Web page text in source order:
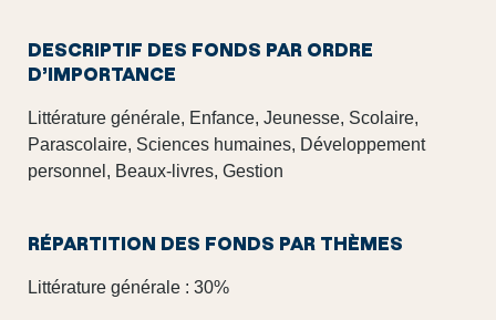
DESCRIPTIF DES FONDS PAR ORDRE
D’IMPORTANCE
Littérature générale, Enfance, Jeunesse, Scolaire,
Parascolaire, Sciences humaines, Développement
personnel, Beaux-livres, Gestion
RÉPARTITION DES FONDS PAR THÈMES
Littérature générale : 30%